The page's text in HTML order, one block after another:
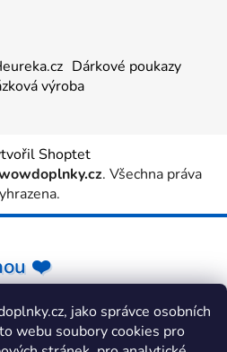
jako správce osobních
webu soubory cookies pro
Dárkové poukazy
výroba
Shoptet
. Všechna práva
❤️
»